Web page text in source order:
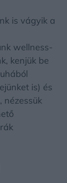
is vágyik a
wellness-
kenjük be
is) és
nézessük